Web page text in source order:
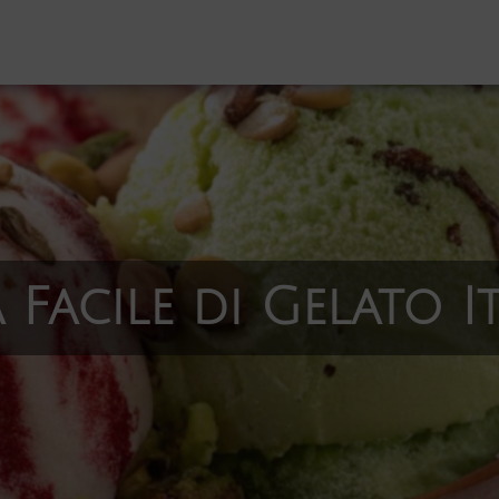
Scoprire Roma
Informazioni pratiche
Cosa vedere, cosa fare
Itinerari consigliati
Facile di Gelato